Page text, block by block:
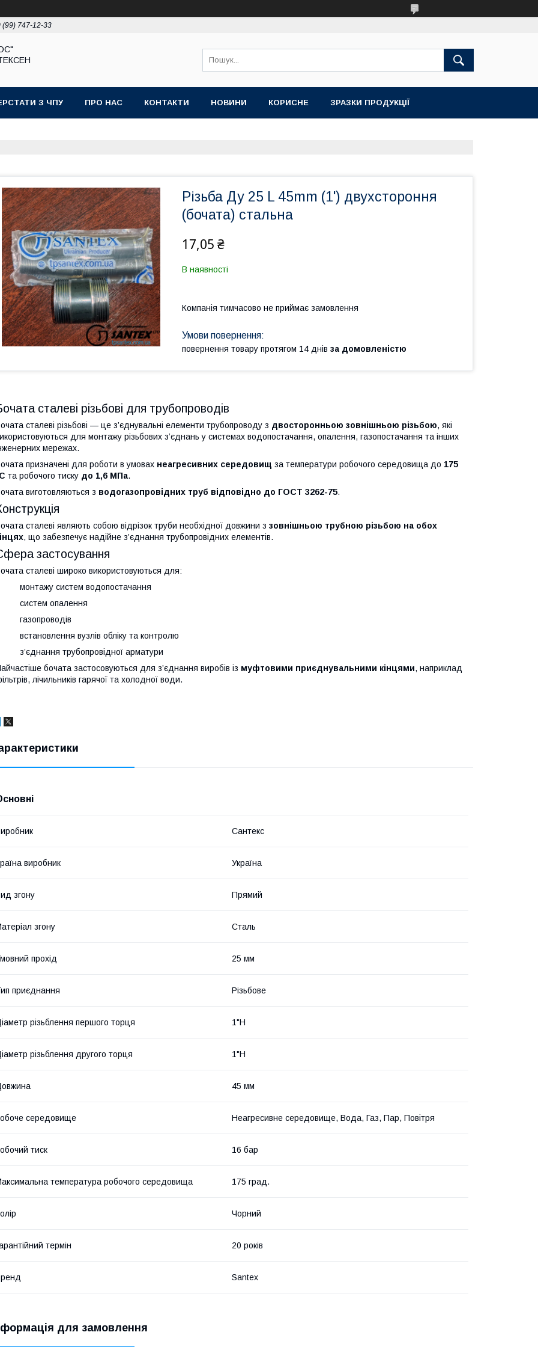
(99) 747-12-33
З ЧПУ ПРО НАС КОНТАКТИ НОВИНИ КОРИСНЕ ЗРАЗКИ ПРОДУКЦІЇ
Різьба Ду 25 L 45mm (1') двухстороння
(бочата) стальна
17,05 ₴
В наявності
Компанія тимчасово не приймає замовлення
повернення товару протягом 14 днів за домовленістю
сталеві різьбові для трубопроводів
сталеві різьбові — це з’єднувальні елементи трубопроводу з двосторонньою зовнішньою різьбою, які
для монтажу різьбових з’єднань у системах водопостачання, опалення, газопостачання та інших
мережах.
призначені для роботи в умовах неагресивних середовищ за температури робочого середовища до 175
та робочого тиску до 1,6 МПа.
виготовляються з водогазопровідних труб відповідно до ГОСТ 3262-75.
сталеві являють собою відрізок труби необхідної довжини з зовнішньою трубною різьбою на обох
, що забезпечує надійне з’єднання трубопровідних елементів.
застосування
сталеві широко використовуються для:
монтажу систем водопостачання
систем опалення
газопроводів
встановлення вузлів обліку та контролю
з’єднання трубопровідної арматури
бочата застосовуються для з’єднання виробів із муфтовими приєднувальними кінцями, наприклад
лічильників гарячої та холодної води.
Сантекс
виробник Україна
згону Прямий
згону Сталь
прохід 25 мм
приєднання Різьбове
різьблення першого торця 1"Н
різьблення другого торця 1"Н
45 мм
середовище Неагресивне середовище, Вода, Газ, Пар, Повітря
тиск 16 бар
температура робочого середовища 175 град.
Чорний
термін 20 років
Santex
для замовлення